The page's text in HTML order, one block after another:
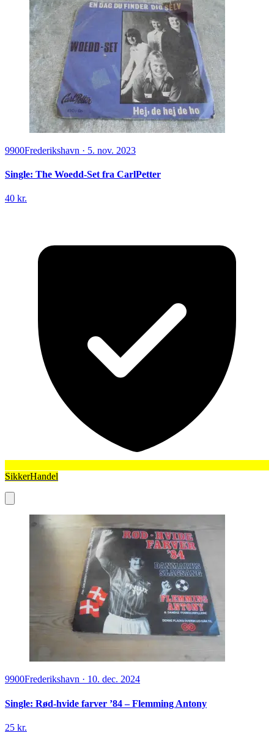
9900Frederikshavn · 5. nov. 2023
Single: The Woedd-Set fra CarlPetter
40 kr.
SikkerHandel
9900Frederikshavn · 10. dec. 2024
Single: Rød-hvide farver ’84 – Flemming Antony
25 kr.